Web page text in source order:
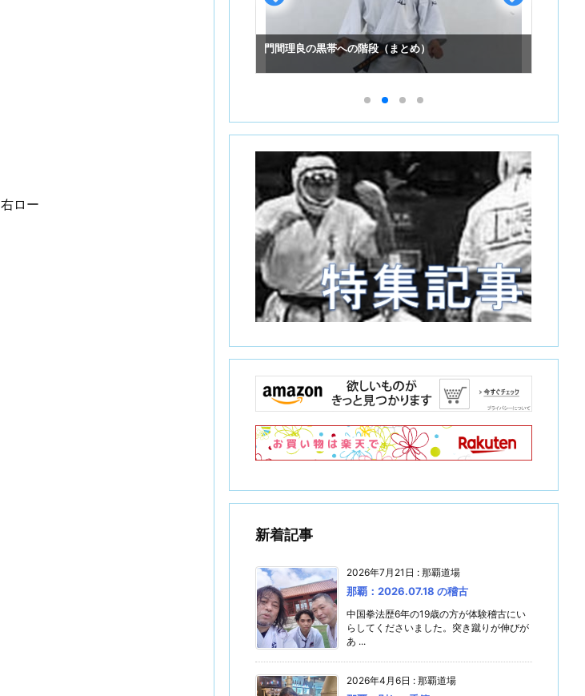
ロー
門間理良の黒帯への階段（まとめ）
新着記事
2026年7月21日 : 那覇道場
那覇：2026.07.18 の稽古
中国拳法歴6年の19歳の方が体験稽古にい
らしてくださいました。突き蹴りが伸びが
あ ...
2026年4月6日 : 那覇道場